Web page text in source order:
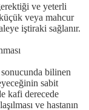
ve yeterli
veya mahcur
iştiraki sağlanır.
bilinen
sabit
kafi derecede
ve hastanın